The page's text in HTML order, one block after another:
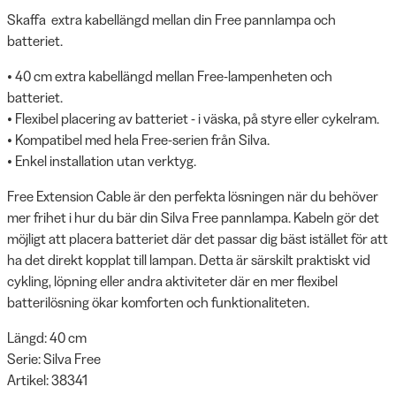
Skaffa extra kabellängd mellan din Free pannlampa och
batteriet.
• 40 cm extra kabellängd mellan Free-lampenheten och
batteriet.
• Flexibel placering av batteriet - i väska, på styre eller cykelram.
• Kompatibel med hela Free-serien från Silva.
• Enkel installation utan verktyg.
Free Extension Cable är den perfekta lösningen när du behöver
mer frihet i hur du bär din Silva Free pannlampa. Kabeln gör det
möjligt att placera batteriet där det passar dig bäst istället för att
ha det direkt kopplat till lampan. Detta är särskilt praktiskt vid
cykling, löpning eller andra aktiviteter där en mer flexibel
batterilösning ökar komforten och funktionaliteten.
Längd: 40 cm
Serie: Silva Free
Artikel: 38341